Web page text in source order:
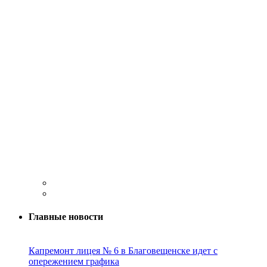
Главные новости
Капремонт лицея № 6 в Благовещенске идет с
опережением графика